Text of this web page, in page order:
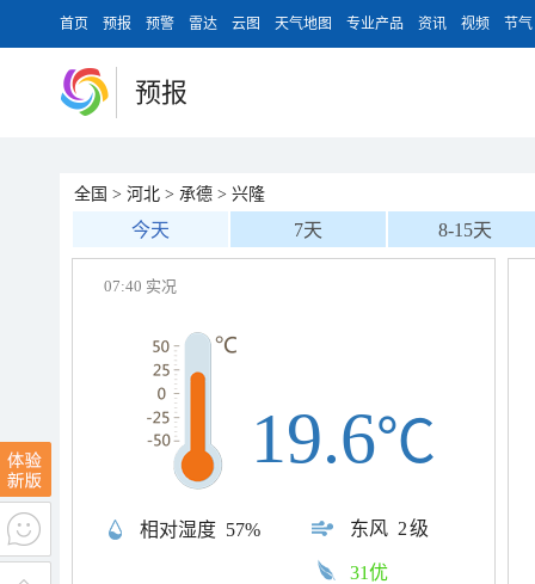
首页 预报 预警 雷达 云图 天气地图 专业产品 资讯 视频 节气
预报
全国 > 河北 > 承德 > 兴隆
今天 7天 8-15天
07:40 实况
相对湿度 57% 东风 2级
19.6℃
31优